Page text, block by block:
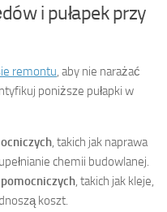
i pułapek przy
remontu, aby nie narażać
poniższe pułapki w
, takich jak naprawa
chemii budowlanej.
, takich jak kleje,
koszt.